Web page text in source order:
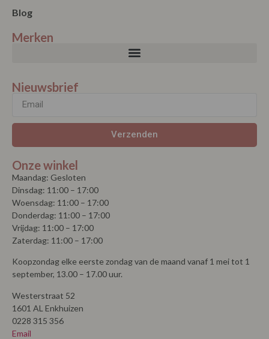
Blog
Merken
Nieuwsbrief
Verzenden
Onze winkel
Maandag: Gesloten
Dinsdag: 11:00 – 17:00
Woensdag: 11:00 – 17:00
Donderdag: 11:00 – 17:00
Vrijdag: 11:00 – 17:00
Zaterdag: 11:00 – 17:00
Koopzondag elke eerste zondag van de maand vanaf 1 mei tot 1
september, 13.00 – 17.00 uur.
Westerstraat 52
1601 AL Enkhuizen
0228 315 356
Email